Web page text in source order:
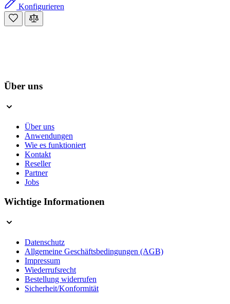
Konfigurieren
Über uns
Über uns
Anwendungen
Wie es funktioniert
Kontakt
Reseller
Partner
Jobs
Wichtige Informationen
Datenschutz
Allgemeine Geschäftsbedingungen (AGB)
Impressum
Wiederrufsrecht
Bestellung widerrufen
Sicherheit/Konformität